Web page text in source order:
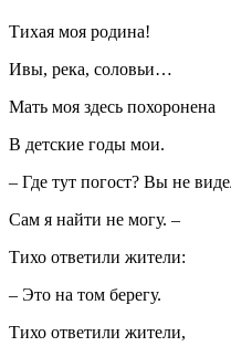
Тихая моя родина!
Ивы, река, соловьи…
Мать моя здесь похоронена
В детские годы мои.
– Где тут погост? Вы не
Сам я найти не могу. –
Тихо ответили жители:
– Это на том берегу.
Тихо ответили жители,